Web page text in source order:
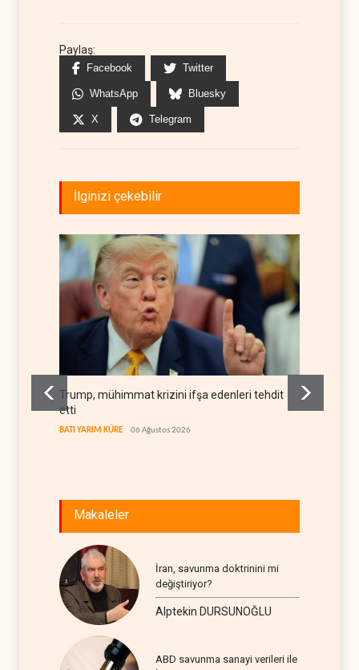
Paylaş:
Facebook Twitter
WhatsApp Bluesky
X Telegram
İlginizi çekebilir
Trump, mühimmat krizini ifşa edenleri tehdit
etti
BATI YARIM KÜRE 06 Ağustos 2026
Makaleler
İran, savunma doktrinini mi
değiştiriyor?
Alptekin DURSUNOĞLU
ABD savunma sanayi verileri ile